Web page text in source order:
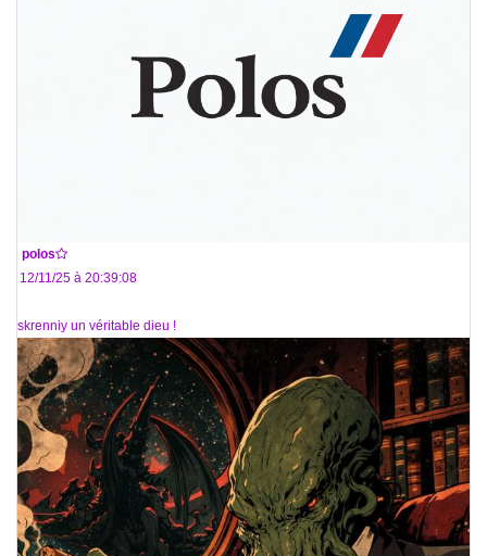
polos
Le 12/11/25 à 20:39:08
@iskrenniy un véritable dieu !